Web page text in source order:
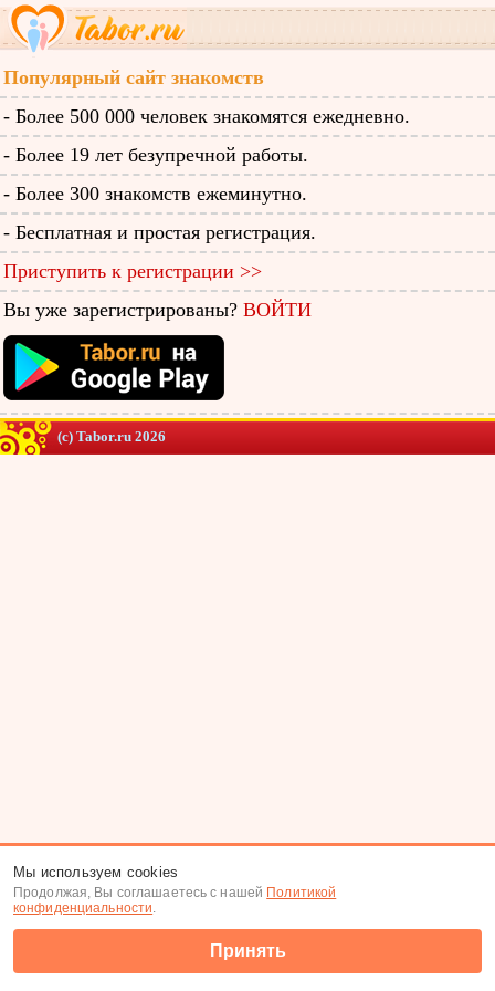
Популярный сайт знакомств
- Более 500 000 человек знакомятся ежедневно.
- Более 19 лет безупречной работы.
- Более 300 знакомств ежеминутно.
- Бесплатная и простая регистрация.
Приступить к регистрации >>
Вы уже зарегистрированы? ВОЙТИ
(c) Tabor.ru 2026
Мы используем cookies
Продолжая, Вы соглашаетесь с нашей Политикой
конфиденциальности.
Принять